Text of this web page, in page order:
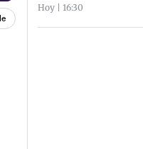
Hoy | 16:30